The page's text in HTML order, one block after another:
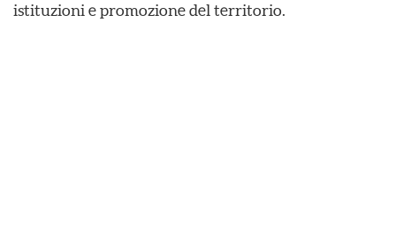
istituzioni e promozione del territorio.